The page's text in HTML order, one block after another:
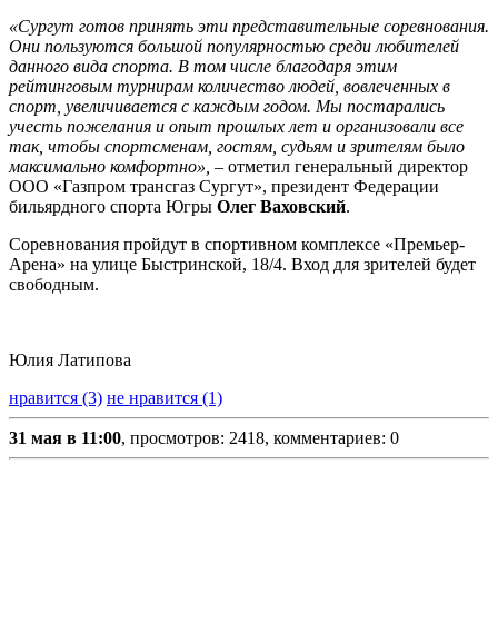
«Сургут готов принять эти представительные соревнования.
Они пользуются большой популярностью среди любителей
данного вида спорта. В том числе благодаря этим
рейтинговым турнирам количество людей, вовлеченных в
спорт, увеличивается с каждым годом. Мы постарались
учесть пожелания и опыт прошлых лет и организовали все
так, чтобы спортсменам, гостям, судьям и зрителям было
максимально комфортно», – отметил генеральный директор
ООО «Газпром трансгаз Сургут», президент Федерации
бильярдного спорта Югры Олег Ваховский.
Соревнования пройдут в спортивном комплексе «Премьер-
Арена» на улице Быстринской, 18/4. Вход для зрителей будет
свободным.
Юлия Латипова
нравится (3) не нравится (1)
31 мая в 11:00, просмотров: 2418, комментариев: 0